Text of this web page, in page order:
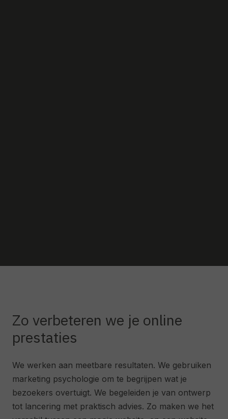
Zo verbeteren we je online
prestaties
We werken aan meetbare resultaten. We gebruiken
marketing psychologie om te begrijpen wat je
bezoekers overtuigt. We begeleiden je van ontwerp
tot lancering met praktisch advies. Zo maken we het